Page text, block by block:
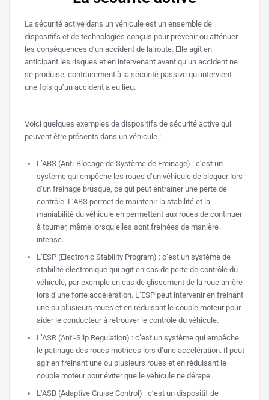
La sécurité active dans un véhicule est un ensemble de
dispositifs et de technologies conçus pour prévenir ou atténuer
les conséquences d’un accident de la route. Elle agit en
anticipant les risques et en intervenant avant qu’un accident ne
se produise, contrairement à la sécurité passive qui intervient
une fois qu’un accident a eu lieu.
Voici quelques exemples de dispositifs de sécurité active qui
peuvent être présents dans un véhicule :
L’ABS (Anti-Blocage de Système de Freinage) : c’est un
système qui empêche les roues d’un véhicule de bloquer lors
d’un freinage brusque, ce qui peut entraîner une perte de
contrôle. L’ABS permet de maintenir la stabilité et la
maniabilité du véhicule en permettant aux roues de continuer
à tourner, même lorsqu’elles sont freinées de manière
intense.
L’ESP (Electronic Stability Program) : c’est un système de
stabilité électronique qui agit en cas de perte de contrôle du
véhicule, par exemple en cas de glissement de la roue arrière
lors d’une forte accélération. L’ESP peut intervenir en freinant
une ou plusieurs roues et en réduisant le couple moteur pour
aider le conducteur à retrouver le contrôle du véhicule.
L’ASR (Anti-Slip Regulation) : c’est un système qui empêche
le patinage des roues motrices lors d’une accélération. Il peut
agir en freinant une ou plusieurs roues et en réduisant le
couple moteur pour éviter que le véhicule ne dérape.
L’ASB (Adaptive Cruise Control) : c’est un dispositif de